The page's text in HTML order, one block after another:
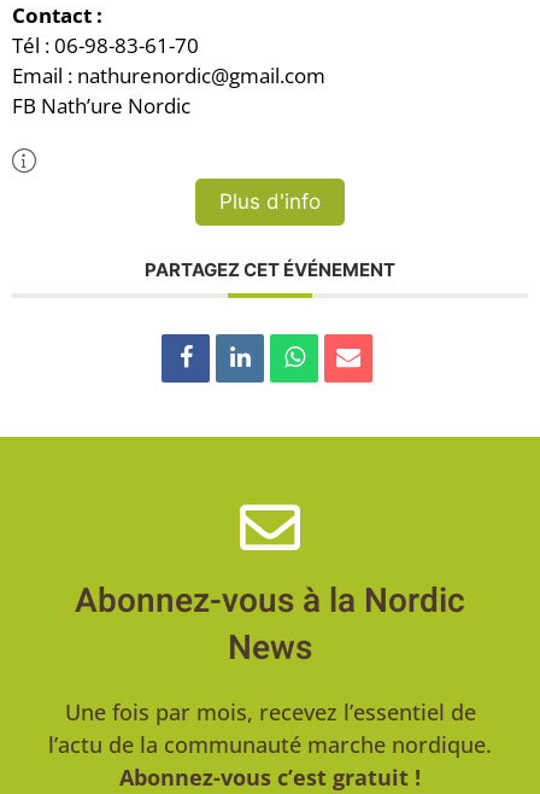
Contact :
Tél : 06-98-83-61-70
Email : nathurenordic@gmail.com
FB Nath’ure Nordic
Plus d'info
PARTAGEZ CET ÉVÉNEMENT
Abonnez-vous à la Nordic
News
Une fois par mois, recevez l’essentiel de
l’actu de la communauté marche nordique.
Abonnez-vous c’est gratuit !